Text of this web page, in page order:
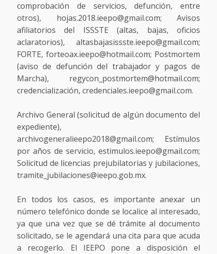
comprobación de servicios, defunción, entre
otros), hojas.2018.ieepo@gmail.com; Avisos
afiliatorios del ISSSTE (altas, bajas, oficios
aclaratorios), altasbajasissste.ieepo@gmail.com;
FORTE, forteoax.ieepo@hotmail.com; Postmortem
(aviso de defunción del trabajador y pagos de
Marcha), regycon_postmortem@hotmail.com;
credencialización, credenciales.ieepo@gmail.com.
Archivo General (solicitud de algún documento del
expediente),
archivogeneralieepo2018@gmail.com; Estímulos
por años de servicio, estimulos.ieepo@gmail.com;
Solicitud de licencias prejubilatorias y jubilaciones,
tramite_jubilaciones@ieepo.gob.mx.
En todos los casos, es importante anexar un
número telefónico donde se localice al interesado,
ya que una vez que se dé trámite al documento
solicitado, se le agendará una cita para que acuda
a recogerlo. El IEEPO pone a disposición el